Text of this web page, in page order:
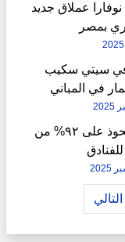
عملاق جديد
بمصر
في سيتي سكيب
في المباني
حسام الدين عطية يستحوذ على ٩٢% من
التالي